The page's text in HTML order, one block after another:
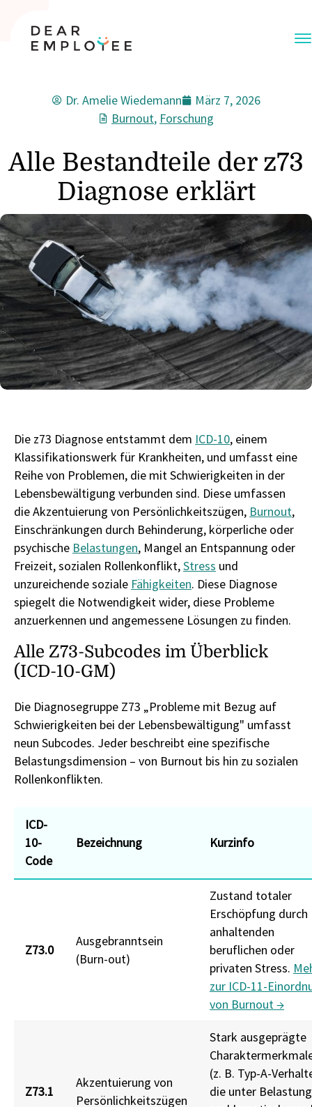
Dr. Amelie Wiedemann
März 7, 2026
Burnout, Forschung
Alle Bestandteile der z73
Diagnose erklärt
Die z73 Diagnose entstammt dem ICD-10, einem
Klassifikationswerk für Krankheiten, und umfasst eine
Reihe von Problemen, die mit Schwierigkeiten in der
Lebensbewältigung verbunden sind. Diese umfassen
die Akzentuierung von Persönlichkeitszügen, Burnout,
Einschränkungen durch Behinderung, körperliche oder
psychische Belastungen, Mangel an Entspannung oder
Freizeit, sozialen Rollenkonflikt,Stress und
unzureichende soziale Fähigkeiten. Diese Diagnose
spiegelt die Notwendigkeit wider, diese Probleme
anzuerkennen und angemessene Lösungen zu finden.
Alle Z73-Subcodes im Überblick
(ICD-10-GM)
Die Diagnosegruppe Z73 „Probleme mit Bezug auf
Schwierigkeiten bei der Lebensbewältigung" umfasst
neun Subcodes. Jeder beschreibt eine spezifische
Belastungsdimension – von Burnout bis hin zu sozialen
Rollenkonflikten.
ICD-
10-
Code
Bezeichnung Kurzinfo
Z73.0
Ausgebranntsein
(Burn-out)
Zustand totaler
Erschöpfung durch
anhaltenden
beruflichen oder
privaten Stress.
zur ICD-11-
von Burnout →
Z73.1
Akzentuierung von
Persönlichkeitszügen
Stark ausgeprägte
(z. B. Typ-A-
die unter Belastung